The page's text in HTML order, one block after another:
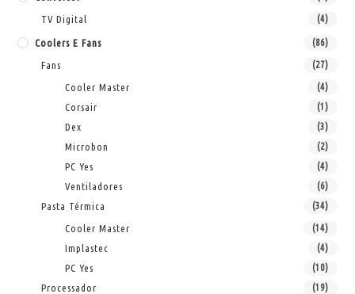
TV Digital (4)
Coolers E Fans (86)
Fans (27)
Cooler Master (4)
Corsair (1)
Dex (3)
Microbon (2)
PC Yes (4)
Ventiladores (6)
Pasta Térmica (34)
Cooler Master (14)
Implastec (4)
PC Yes (10)
Processador (19)